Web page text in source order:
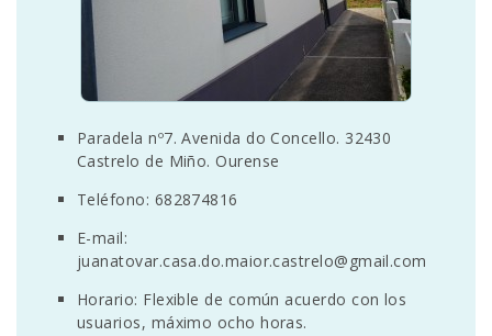
Paradela nº7. Avenida do Concello. 32430
Castrelo de Miño. Ourense
Teléfono: 682874816
E-mail:
juanatovar.casa.do.maior.castrelo@gmail.com
Horario: Flexible de común acuerdo con los
usuarios, máximo ocho horas.